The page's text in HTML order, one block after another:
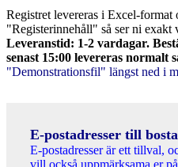
Registret levereras i Excel-
"Registerinnehåll" så ser ni exakt
Leveranstid: 1-2 vardagar.
senast 15:00 levereras normalt
"Demonstrationsfil" längst ned i
E-postadresser till
E-postadresser är ett tillval,